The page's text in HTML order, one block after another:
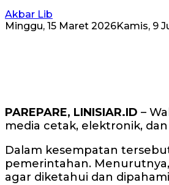
Akbar Lib
Minggu, 15 Maret 2026Kamis, 9
PAREPARE, LINISIAR.ID –
media cetak, elektronik,
Dalam kesempatan
pemerintahan.
agar diketahui dan